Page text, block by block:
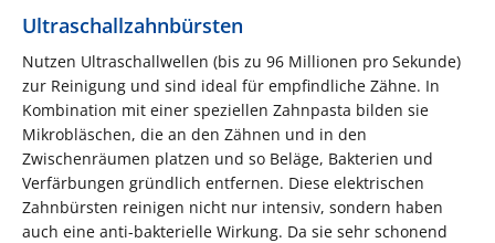
Ultraschallzahnbürsten
Nutzen Ultraschallwellen (bis zu 96 Millionen pro Sekunde)
zur Reinigung und sind ideal für empfindliche Zähne. In
Kombination mit einer speziellen Zahnpasta bilden sie
Mikrobläschen, die an den Zähnen und in den
Zwischenräumen platzen und so Beläge, Bakterien und
Verfärbungen gründlich entfernen. Diese elektrischen
Zahnbürsten reinigen nicht nur intensiv, sondern haben
auch eine anti-bakterielle Wirkung. Da sie sehr schonend